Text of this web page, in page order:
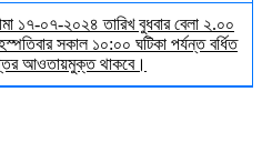
১৭-০৭-২০২৪ তারিখ বুধবার বেলা ২.০০
সকাল ১০:০০ ঘটিকা পর্যন্ত বর্ধিত
আওতায়মুক্ত থাকবে।